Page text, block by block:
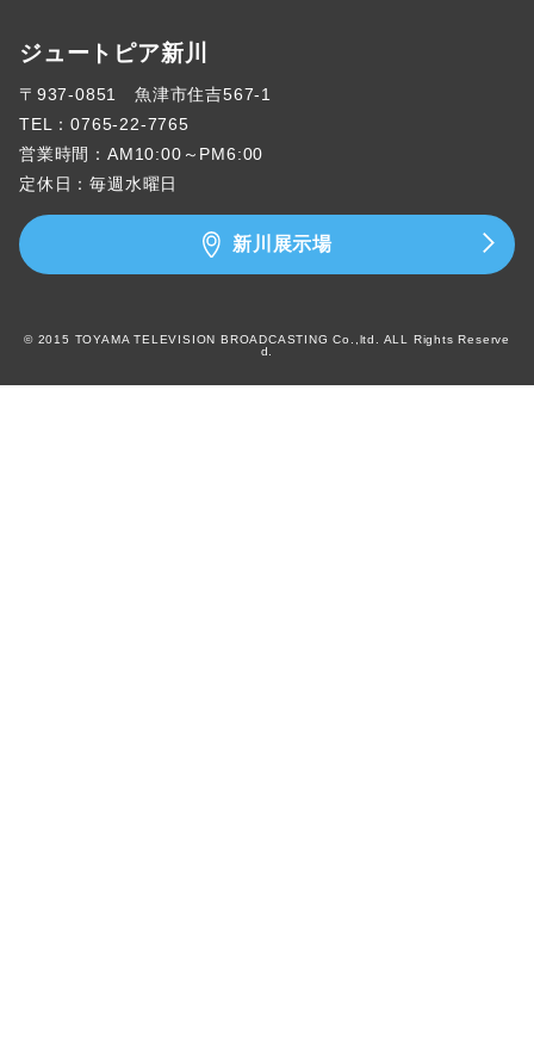
ジュートピア新川
〒937-0851 魚津市住吉567-1
TEL：0765-22-7765
営業時間：AM10:00～PM6:00
定休日：毎週水曜日
新川展示場
© 2015 TOYAMA TELEVISION BROADCASTING Co.,ltd. ALL Rights Reserve
d.